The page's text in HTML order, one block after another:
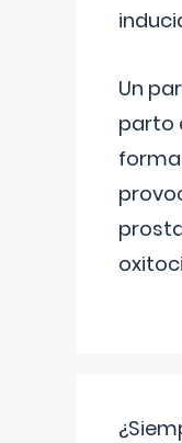
Un
parto